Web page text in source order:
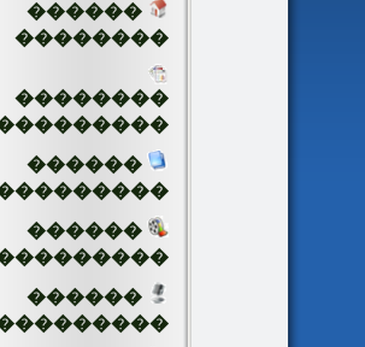
������
��������
��������
������
������
������